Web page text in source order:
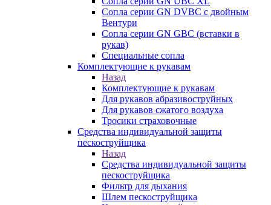
Сопла серии GN DVBC с двойным
Вентури
Сопла серии GN GBC (вставки в
рукав)
Специальные сопла
Комплектующие к рукавам
Назад
Комплектующие к рукавам
Для рукавов абразивоструйных
Для рукавов сжатого воздуха
Тросики страховочные
Средства индивидуальной защиты
пескоструйщика
Назад
Средства индивидуальной защиты
пескоструйщика
Фильтр для дыхания
Шлем пескоструйщика